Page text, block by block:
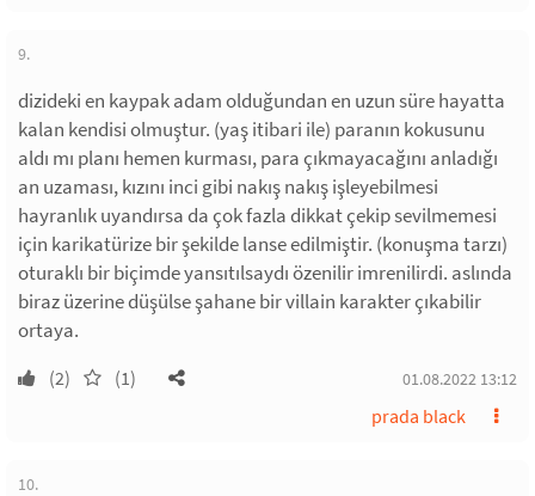
9.
dizideki en kaypak adam olduğundan en uzun süre hayatta
kalan kendisi olmuştur. (yaş itibari ile) paranın kokusunu
aldı mı planı hemen kurması, para çıkmayacağını anladığı
an uzaması, kızını inci gibi nakış nakış işleyebilmesi
hayranlık uyandırsa da çok fazla dikkat çekip sevilmemesi
için karikatürize bir şekilde lanse edilmiştir. (konuşma tarzı)
oturaklı bir biçimde yansıtılsaydı özenilir imrenilirdi. aslında
biraz üzerine düşülse şahane bir villain karakter çıkabilir
ortaya.
(2) (1) 01.08.2022 13:12
prada black
10.